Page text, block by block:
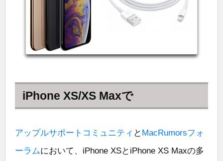
iPhone XS/XS Maxで
アップルサポートコミュニティ と MacRumorsフォ
ーラムにおいて、iPhone XSとiPhone XS Maxの多